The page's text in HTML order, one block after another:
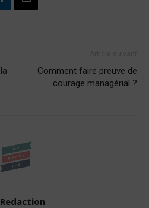
Comment faire preuve de
courage managérial ?